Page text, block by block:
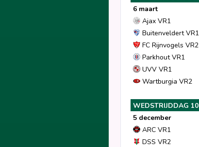
6 maart
Ajax VR1
Buitenveldert VR1
FC Rijnvogels VR2
Parkhout VR1
UVV VR1
Wartburgia VR2
WEDSTRIJDDAG 10
5 december
ARC VR1
DSS VR2